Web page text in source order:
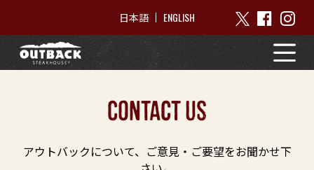
日本語 ENGLISH
contact us
アウトバックについて、ご意見・ご要望をお聞かせ下